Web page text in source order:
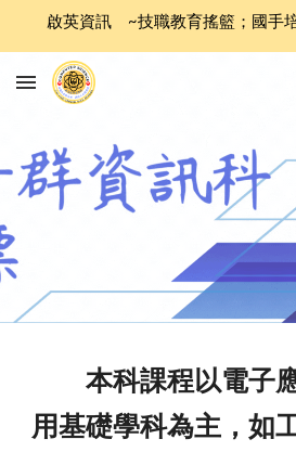
啟英資訊 ~技職教育搖籃；國手
本科課程以電子
用基礎學科為主，如